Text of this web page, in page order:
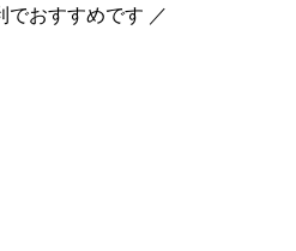
でおすすめです ／